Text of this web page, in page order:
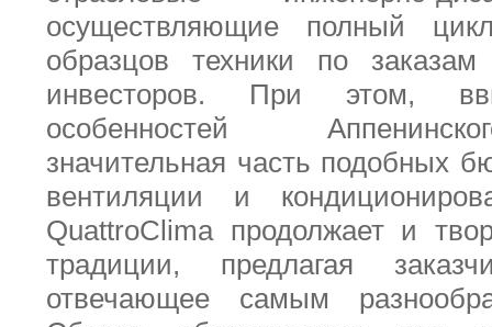
осуществляющие полный
образцов техники по
инвесторов. При этом,
особенностей
значительная часть подобных
вентиляции и
QuattroClima продолжает и
традиции, предлагая
отвечающее самым